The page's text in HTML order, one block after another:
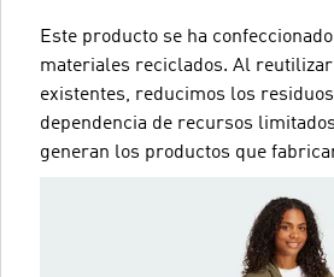
Este producto se ha
materiales reciclados. Al
existentes, reducimos los
dependencia de recursos
generan los productos que